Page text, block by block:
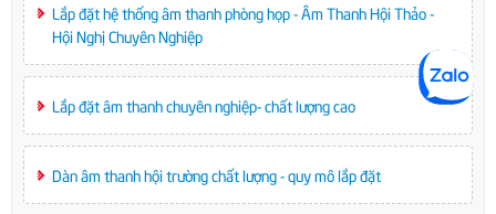
Lắp đặt hệ thống âm thanh phòng họp - Âm Thanh Hội Thảo -
Hội Nghị Chuyên Nghiệp
Lắp đặt âm thanh chuyên nghiệp- chất lượng cao
Dàn âm thanh hội trường chất lượng - quy mô lắp đặt